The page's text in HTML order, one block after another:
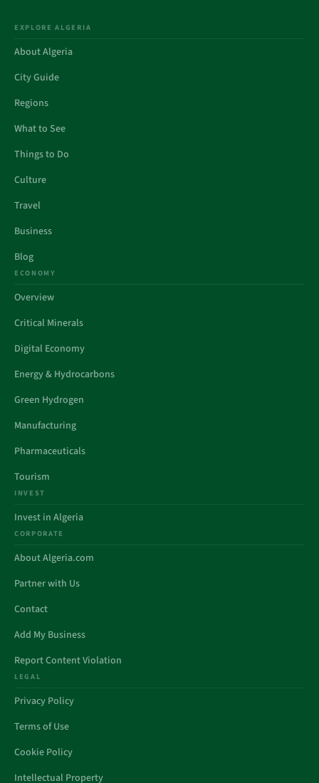
EXPLORE ALGERIA
About Algeria
City Guide
Regions
What to See
Things to Do
Culture
Travel
Business
Blog
ECONOMY
Overview
Critical Minerals
Digital Economy
Energy & Hydrocarbons
Green Hydrogen
Manufacturing
Pharmaceuticals
Tourism
INVEST
Invest in Algeria
CORPORATE
About Algeria.com
Partner with Us
Contact
Add My Business
Report Content Violation
LEGAL
Privacy Policy
Terms of Use
Cookie Policy
Intellectual Property